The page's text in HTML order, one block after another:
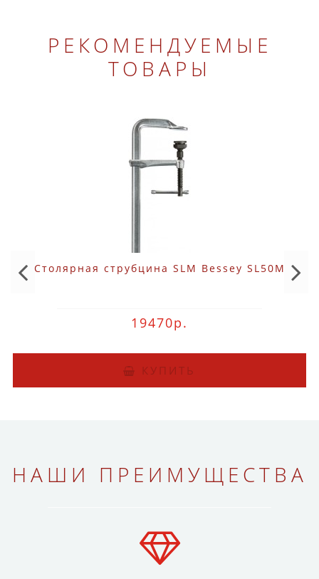
РЕКОМЕНДУЕМЫЕ
ТОВАРЫ
Столярная струбцина SLM Bessey SL50M
19470р.
КУПИТЬ
НАШИ ПРЕИМУЩЕСТВА